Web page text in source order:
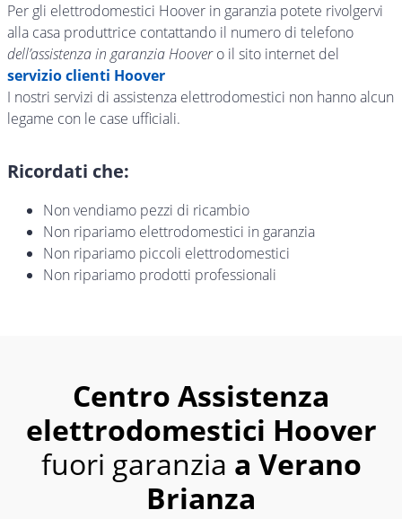
Per gli elettrodomestici Hoover in garanzia potete rivolgervi
alla casa produttrice contattando il numero di telefono
dell’assistenza in garanzia Hoovero il sito internet del
servizio clienti Hoover
I nostri servizi di assistenza elettrodomestici non hanno alcun
legame con le case ufficiali.
Ricordati che:
Non vendiamo pezzi di ricambio
Non ripariamo elettrodomestici in garanzia
Non ripariamo piccoli elettrodomestici
Non ripariamo prodotti professionali
Centro Assistenza
elettrodomestici Hoover
fuori garanzia a Verano
Brianza